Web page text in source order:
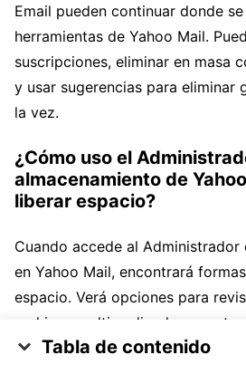
Tabla de contenido
Email pueden continuar donde
herramientas de Yahoo Mail.
suscripciones, eliminar en masa
y usar sugerencias para eliminar
la vez.
¿Cómo uso el
almacenamiento de
liberar espacio?
Cuando accede al Administrador
en Yahoo Mail, encontrará
espacio. Verá opciones para
archivos multimedia,
de 10 años. Luego puede